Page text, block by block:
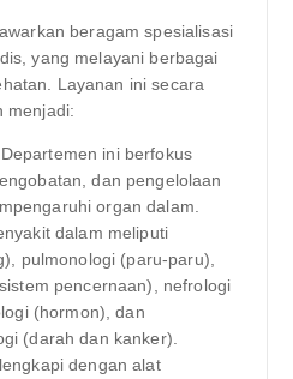
beragam spesialisasi
yang melayani berbagai
Layanan ini secara
menjadi:
Departemen ini berfokus
dan pengelolaan
organ dalam.
dalam meliputi
pulmonologi (paru-paru),
pencernaan), nefrologi
(hormon), dan
(darah dan kanker).
dengan alat